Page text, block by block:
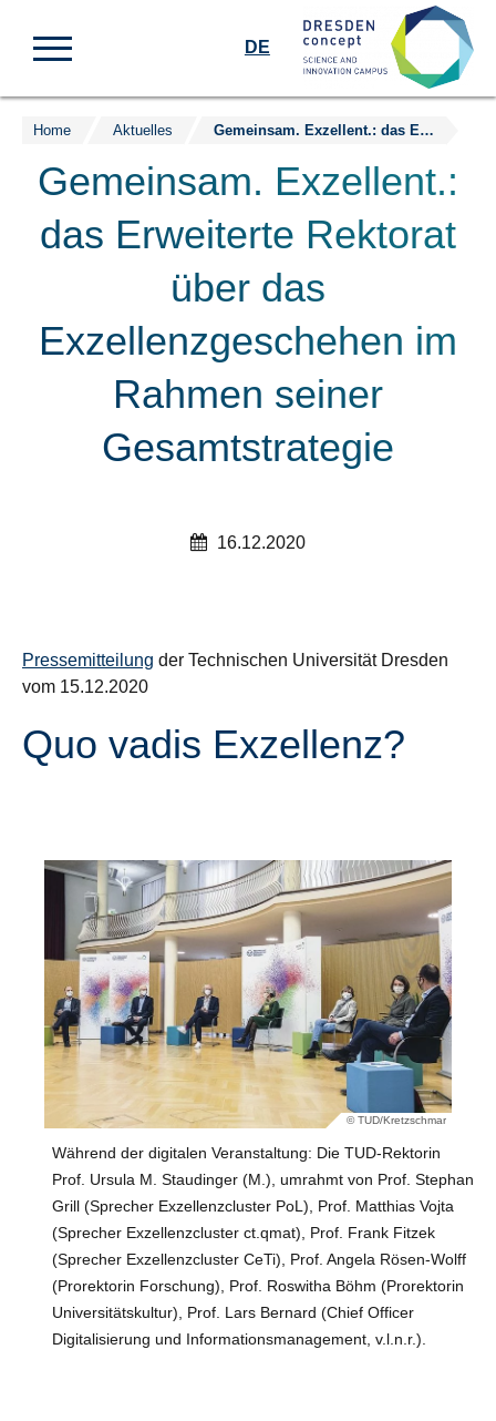
springen
DE
Home Aktuelles Gemeinsam. Exzellent.: das Erweiterte Rektorat über das Exzellenzgeschehen im Rahmen seiner Gesamtstrategie
Gemeinsam. Exzellent.:
das Erweiterte Rektorat
über das
Exzellenzgeschehen im
Rahmen seiner
Gesamtstrategie
16.12.2020
Pressemitteilung der Technischen Universität Dresden
vom 15.12.2020
Quo vadis Exzellenz?
© TUD/Kretzschmar
Während der digitalen Veranstaltung: Die TUD-Rektorin
Prof. Ursula M. Staudinger (M.), umrahmt von Prof. Stephan
Grill (Sprecher Exzellenzcluster PoL), Prof. Matthias Vojta
(Sprecher Exzellenzcluster ct.qmat), Prof. Frank Fitzek
(Sprecher Exzellenzcluster CeTi), Prof. Angela Rösen-Wolff
(Prorektorin Forschung), Prof. Roswitha Böhm (Prorektorin
Universitätskultur), Prof. Lars Bernard (Chief Officer
Digitalisierung und Informationsmanagement, v.l.n.r.).